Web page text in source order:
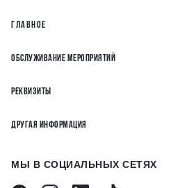
ГЛАВНОЕ
ОБСЛУЖИВАНИЕ МЕРОПРИЯТИЙ
РЕКВИЗИТЫ
ДРУГАЯ ИНФОРМАЦИЯ
МЫ В СОЦИАЛЬНЫХ СЕТЯХ